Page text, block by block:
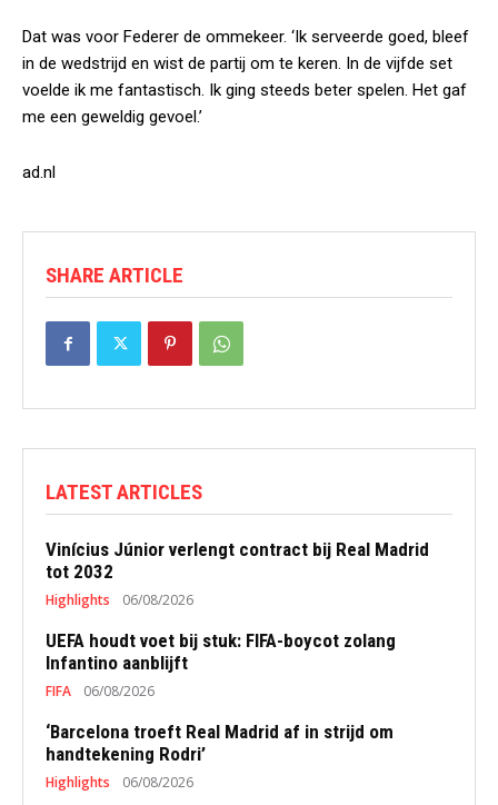
Dat was voor Federer de ommekeer. ‘Ik serveerde goed, bleef
in de wedstrijd en wist de partij om te keren. In de vijfde set
voelde ik me fantastisch. Ik ging steeds beter spelen. Het gaf
me een geweldig gevoel.’
ad.nl
SHARE ARTICLE
LATEST ARTICLES
Vinícius Júnior verlengt contract bij Real Madrid
tot 2032
Highlights 06/08/2026
UEFA houdt voet bij stuk: FIFA-boycot zolang
Infantino aanblijft
FIFA 06/08/2026
‘Barcelona troeft Real Madrid af in strijd om
handtekening Rodri’
Highlights 06/08/2026